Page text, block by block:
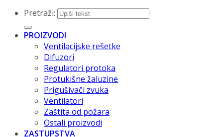
Pretraži:
PROIZVODI
Ventilacijske rešetke
Difuzori
Regulatori protoka
Protukišne žaluzine
Prigušivači zvuka
Ventilatori
Zaštita od požara
Ostali proizvodi
ZASTUPSTVA